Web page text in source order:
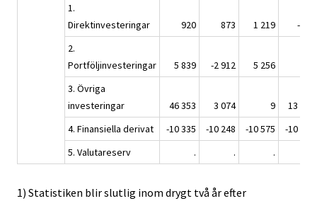
1.
Direktinvesteringar
920 873 1 219
-180
2.
Portföljinvesteringar
5 839 -2 912 5 256
3. Övriga
investeringar
46 353 3 074 9
13 453
4. Finansiella derivat
-10 335 -10 248 -10 575
-10 614
5. Valutareserv
. . .
1) Statistiken blir slutlig inom drygt två år efter